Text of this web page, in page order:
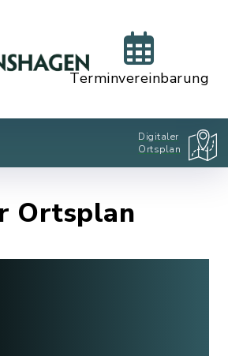
Terminvereinbarung
Digitaler
Ortsplan
Ortsplan